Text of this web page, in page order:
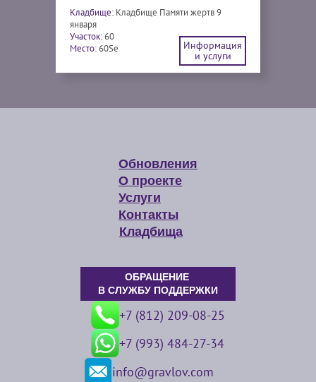
Кладбище: Кладбище Памяти жертв 9
января
Участок:60
Место:60Se
Информация
и услуги
Обновления
О проекте
Услуги
Контакты
Кладбища
ОБРАЩЕНИЕ
В СЛУЖБУ ПОДДЕРЖКИ
+7 (812) 209-08-25
+7 (993) 484-27-34
info@gravlov.com